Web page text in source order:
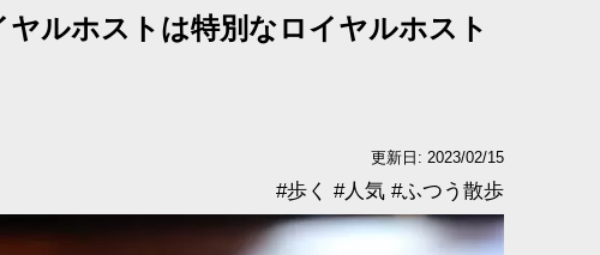
ルホストは特別なロイヤルホスト
更新日: 2023/02/15
#ふつう散歩
#人気
#歩く